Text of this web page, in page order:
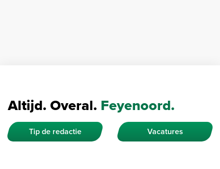
Altijd. Overal. Feyenoord.
Tip de redactie Vacatures